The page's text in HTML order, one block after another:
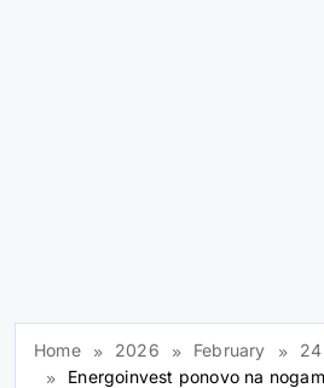
Home 2026 February
24
Energoinvest ponovo na